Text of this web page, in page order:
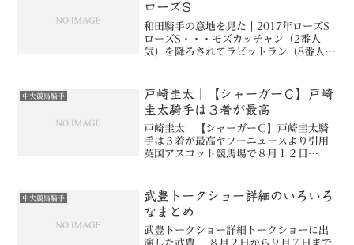
ローズS
和田騎手の意地を見た｜2017年ローズS
ローズS・・・モズカッチャン（2番人
気）を降ろされてラビットラン（8番人
キタエンカ 横山典弘（6番人気2着）3
着 リスク...
中央競馬騎手
戸崎圭太｜【シャーガーＣ】戸崎
圭太騎手は３着が最高
戸崎圭太｜【シャーガーＣ】戸崎圭太騎
手は３着が最高ヤフーニュースより引用
英国アスコット競馬場で８月１２日
（３７歳）＝美浦・田島俊明厩舎＝が初
出場し、５レースに騎乗して３着が...
中央競馬騎手
武豊トークショー詳細のいろいろ
なまとめ
武豊トークショー詳細トークショーに出